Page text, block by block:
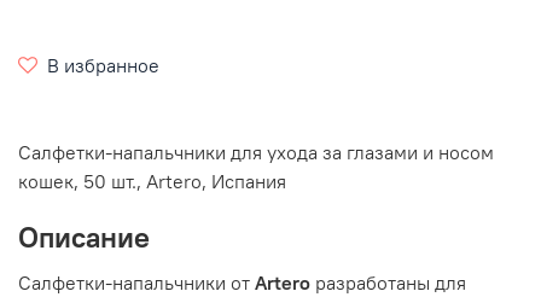
В избранное
Салфетки-напальчники для ухода за глазами и носом
кошек, 50 шт., Artero, Испания
Описание
Салфетки-напальчники от Artero разработаны для